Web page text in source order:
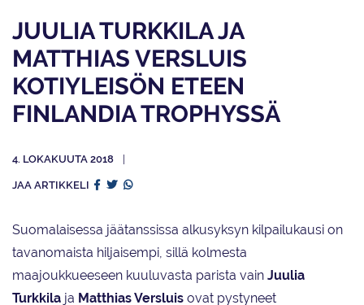
JUULIA TURKKILA JA
MATTHIAS VERSLUIS
KOTIYLEISÖN ETEEN
FINLANDIA TROPHYSSÄ
4. LOKAKUUTA 2018
JAA ARTIKKELI
Suomalaisessa jäätanssissa alkusyksyn kilpailukausi on
tavanomaista hiljaisempi, sillä kolmesta
maajoukkueeseen kuuluvasta parista vain Juulia
Turkkila ja Matthias Versluis ovat pystyneet